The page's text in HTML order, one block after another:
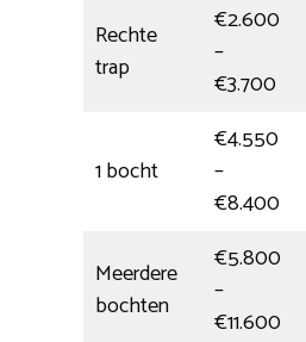
Rechte
trap
€2.600
–
€3.700
1 bocht
€4.550
–
€8.400
Meerdere
bochten
€5.800
–
€11.600